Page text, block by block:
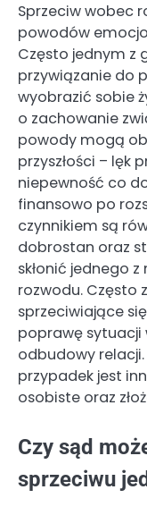
Sprzeciw wobec
powodów
Często jednym z
przywiązanie do
wyobrazić sobie
o zachowanie
powody mogą
przyszłości – lęk
niepewność co
finansowo po
czynnikiem są
dobrostan oraz
skłonić jednego
rozwodu. Często
sprzeciwiające
poprawę sytuacji
odbudowy
przypadek jest
osobiste oraz
Czy sąd
sprzeciwu